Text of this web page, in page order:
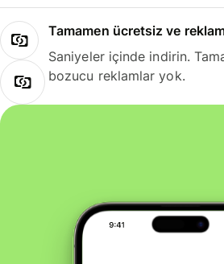
Tamamen ücretsiz ve
Saniyeler içinde indirin.
bozucu reklamlar yok.